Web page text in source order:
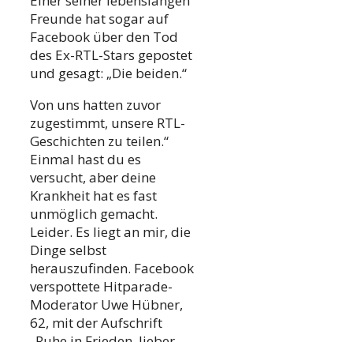
Freunde hat sogar auf
Facebook über den Tod
des Ex-RTL-Stars gepostet
und gesagt: „Die beiden.“
Von uns hatten zuvor
zugestimmt, unsere RTL-
Geschichten zu teilen.“
Einmal hast du es
versucht, aber deine
Krankheit hat es fast
unmöglich gemacht.
Leider. Es liegt an mir, die
Dinge selbst
herauszufinden. Facebook
verspottete Hitparade-
Moderator Uwe Hübner,
62, mit der Aufschrift